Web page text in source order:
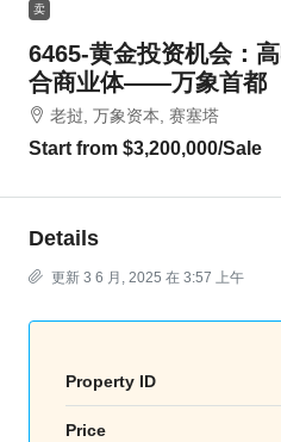
卖
6465-黄金投资机会：
合商业体——万象首都
老挝, 万象资本, 赛塞塔
Start from $3,200,000/Sale
Details
更新 3 6 月, 2025 在 3:57 上午
Property ID
Price